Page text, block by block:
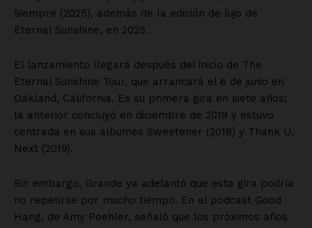
Siempre (2025), además de la edición de lujo de
Eternal Sunshine, en 2025.
El lanzamiento llegará después del inicio de The
Eternal Sunshine Tour, que arrancará el 6 de junio en
Oakland, California. Es su primera gira en siete años;
la anterior concluyó en diciembre de 2019 y estuvo
centrada en sus álbumes Sweetener (2018) y Thank U,
Next (2019).
Sin embargo, Grande ya adelantó que esta gira podría
no repetirse por mucho tiempo. En el podcast Good
Hang, de Amy Poehler, señaló que los próximos años